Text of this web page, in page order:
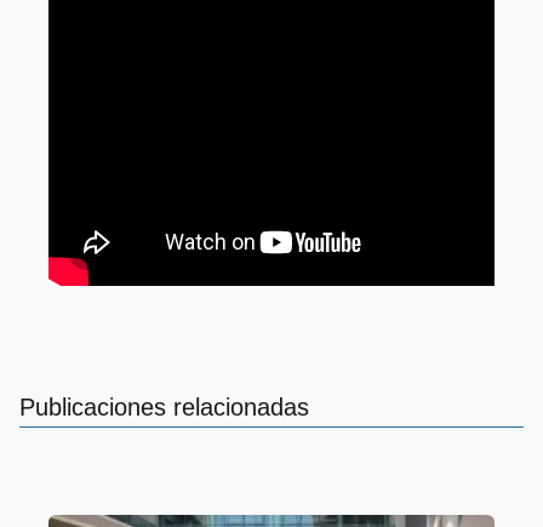
Publicaciones relacionadas